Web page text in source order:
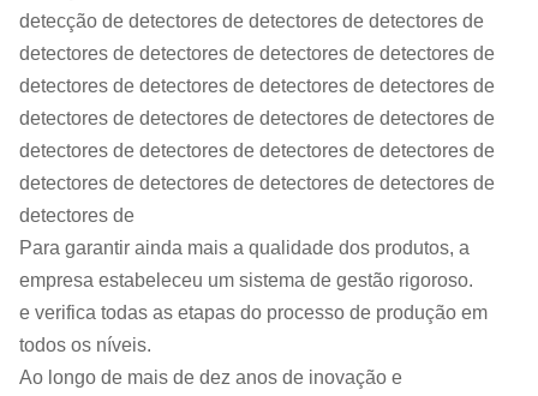
detecção de detectores de detectores de detectores de
detectores de detectores de detectores de detectores de
detectores de detectores de detectores de detectores de
detectores de detectores de detectores de detectores de
detectores de detectores de detectores de detectores de
detectores de detectores de detectores de detectores de
detectores de
Para garantir ainda mais a qualidade dos produtos, a
empresa estabeleceu um sistema de gestão rigoroso.
e verifica todas as etapas do processo de produção em
todos os níveis.
Ao longo de mais de dez anos de inovação e